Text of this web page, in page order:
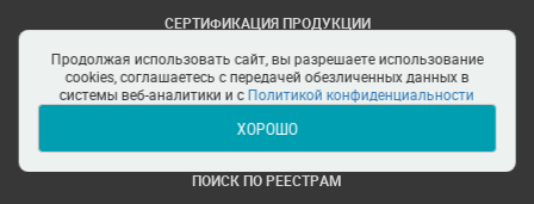
СЕРТИФИКАЦИЯ ПРОДУКЦИИ
ЗАДАТЬ ВОПРОС
ЦЕНТРЫ СЕРТИФИКАЦИИ
ПОИСК ПО РЕЕСТРАМ
Продолжая использовать сайт, вы разрешаете использование
cookies, соглашаетесь с передачей обезличенных данных в
системы веб-аналитики и сПолитикой конфиденциальности
ХОРОШО